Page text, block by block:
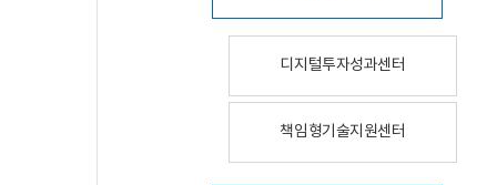
디지털투자성과센터
책임형기술지원센터